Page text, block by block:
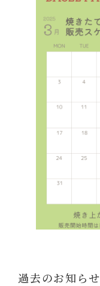
過去のお知らせ